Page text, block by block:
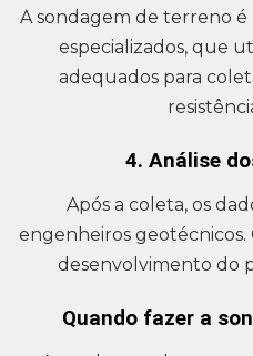
A sondagem de terreno é
especializados, que
adequados para
4. Análise
Após a coleta, os
engenheiros
desenvolvimento do
Quando fazer a